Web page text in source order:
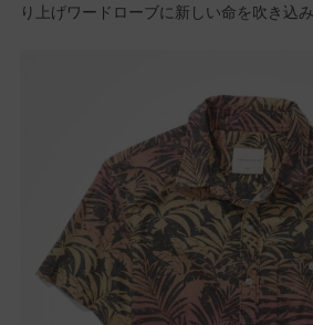
り上げワードローブに新しい命を吹き込み